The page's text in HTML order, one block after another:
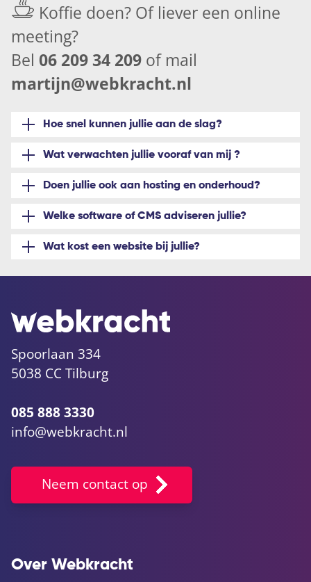
Koffie doen? Of liever een online
meeting?
Bel 06 209 34 209 of mail
martijn@webkracht.nl
Hoe snel kunnen jullie aan de slag?
Wat verwachten jullie vooraf van mij ?
Doen jullie ook aan hosting en onderhoud?
Welke software of CMS adviseren jullie?
Wat kost een website bij jullie?
Spoorlaan 334
5038 CC Tilburg
085 888 3330
info@webkracht.nl
Neem contact op
Over Webkracht